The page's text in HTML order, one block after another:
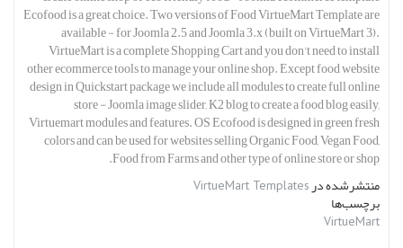
Ecofood is a great choice. Two versions of Food VirtueMart Template are
available - for Joomla 2.5 and Joomla 3.x (built on VirtueMart 3).
VirtueMart is a complete Shopping Cart and you don't need to install
other ecommerce tools to manage your online shop. Except food website
design in Quickstart package we include all modules to create full online
store - Joomla image slider, K2 blog to create a food blog easily,
Virtuemart modules and features. OS Ecofood is designed in green fresh
colors and can be used for websites selling Organic Food, Vegan Food,
Food from Farms and other type of online store or shop.
منتشرشده درVirtueMart Templates
برچسب‌ها
VirtueMart